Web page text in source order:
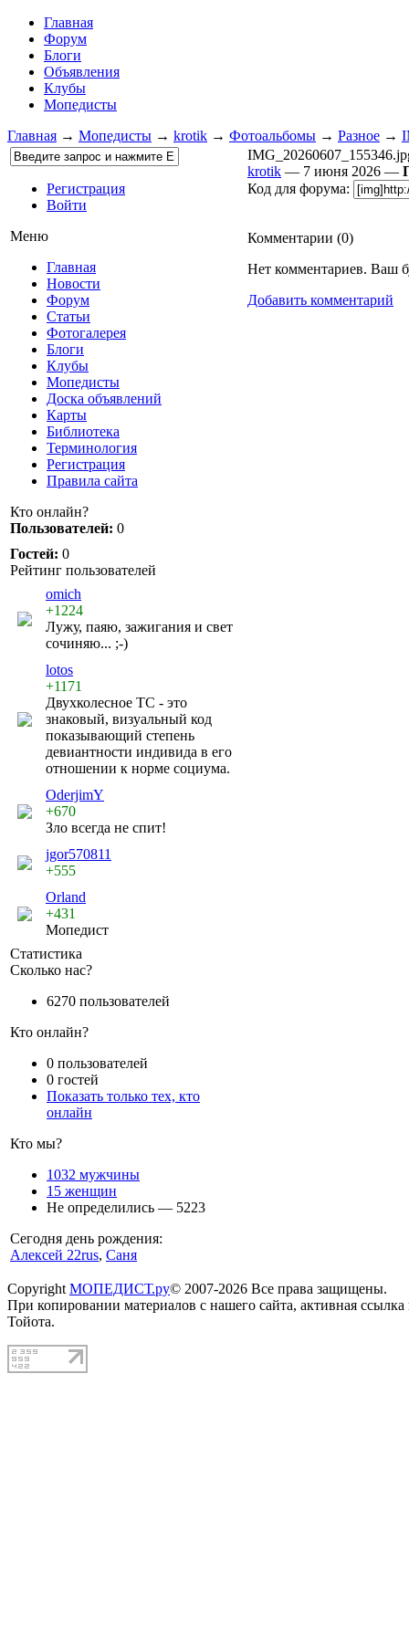
Главная
Форум
Блоги
Объявления
Клубы
Мопедисты
Главная → Мопедисты → krotik → Фотоальбомы → Разное →
Регистрация
Войти
Меню
Главная
Новости
Форум
Статьи
Фотогалерея
Блоги
Клубы
Мопедисты
Доска объявлений
Карты
Библиотека
Терминология
Регистрация
Правила сайта
Кто онлайн?
Пользователей: 0
Гостей: 0
Рейтинг пользователей
omich
+1224
Лужу, паяю, зажигания и свет
сочиняю... ;-)
lotos
+1171
Двухколесное ТС - это
знаковый, визуальный код
показывающий степень
девиантности индивида в его
отношении к норме социума.
OderjimY
+670
Зло всегда не спит!
jgor570811
+555
Orland
+431
Мопедист
Статистика
Сколько нас?
6270 пользователей
Кто онлайн?
0 пользователей
0 гостей
Показать только тех, кто
онлайн
Кто мы?
1032 мужчины
15 женщин
Не определились — 5223
Сегодня день рождения:
Алексей 22rus, Саня
krotik — 7 июня 2026 —
Код для форума:
Комментарии (0)
Нет комментариев. Ваш
Добавить комментарий
Copyright МОПЕДИСТ.ру© 2007-2026 Все права защищены.
При копировании материалов с нашего сайта, активная
Тойота.